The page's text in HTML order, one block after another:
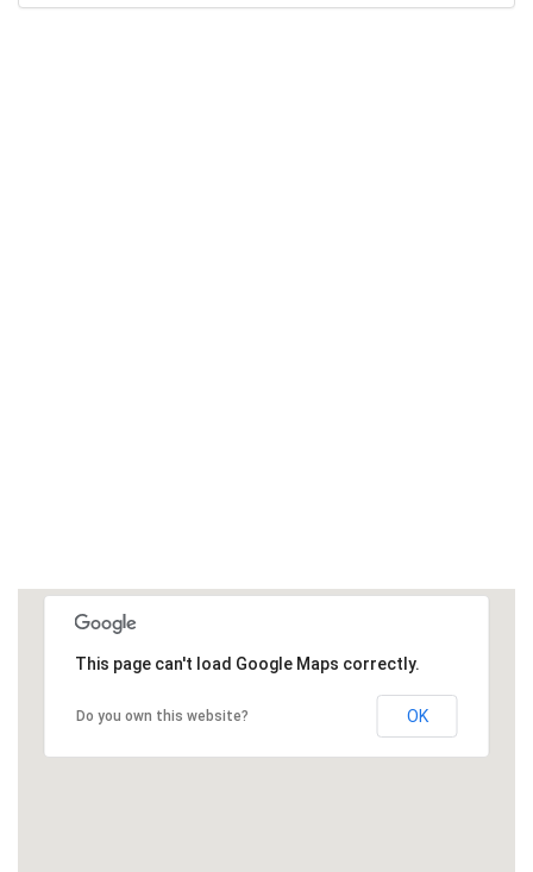
This page can't load Google Maps correctly.
Do you own this website? OK